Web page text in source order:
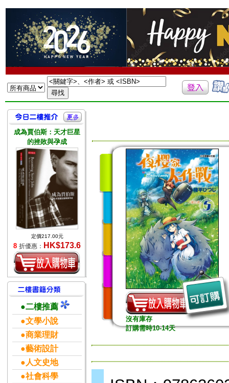
成為賈伯斯：天才巨星
的挫敗與孕成
定價217.00元
8 折優惠： HK$173.6
●二樓推薦
●文學小說
●商業理財
●藝術設計
●人文史地
●社會科學
沒有庫存
訂購需時10-14天